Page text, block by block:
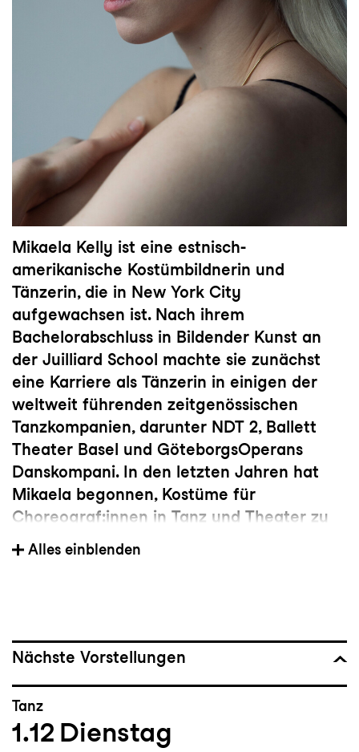
Mikaela Kelly ist eine estnisch-
amerikanische Kostümbildnerin und
Tänzerin, die in New York City
aufgewachsen ist. Nach ihrem
Bachelorabschluss in Bildender Kunst an
der Juilliard School machte sie zunächst
eine Karriere als Tänzerin in einigen der
weltweit führenden zeitgenössischen
Tanzkompanien, darunter NDT 2, Ballett
Theater Basel und GöteborgsOperans
Danskompani. In den letzten Jahren hat
Mikaela begonnen, Kostüme für
Choreograf:innen in Tanz und Theater zu
entwerfen. Besonders hervorzuheben sind
ihre Arbeiten für den international
das Origen Dance Festival, V-Create,
Mikaela wurde 2017 mit dem Princess
Grace Award im Bereich Tanz
ausgezeichnet.
Alles einblenden
Nächste Vorstellungen
Tanz
1.12 Dienstag